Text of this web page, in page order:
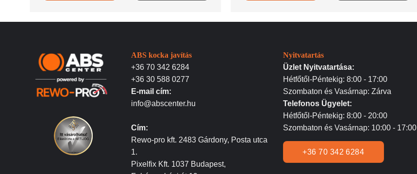
ABS kocka javítás
+36 70 342 6284
+36 30 588 0277
E-mail cím:
info@abscenter.hu
Cím:
Rewo-pro kft. 2483 Gárdony, Posta utca
1.
Pixelfix Kft. 1037 Budapest,
Nyitvatartás
Üzlet Nyitvatartása:
Hétfőtől-Péntekig: 8:00 - 17:00
Szombaton és Vasárnap: Zárva
Telefonos Ügyelet:
Hétfőtől-Péntekig: 8:00 - 20:00
Szombaton és Vasárnap: 10:00 - 17:00
+36 70 342 6284